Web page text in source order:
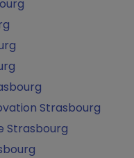
Strasbourg
Strasbourg